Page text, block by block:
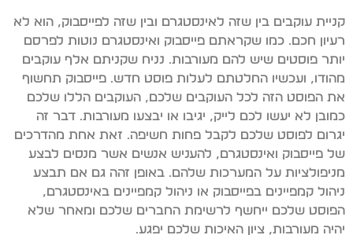
קניית עוקבים בין שזה לאינסטגרם ובין שזה לפייסבוק, הוא לא
רעיון חכם. כמו שקראתם פייסבוק ואינסטגרם נוטות לפרסם
יותר פוסטים שיש להם מעורבות. נניח שקניתם אלף עוקבים
מהודו, ועכשיו החלטתם לעלות פוסט חדש. פייסבוק תחשוף
את הפוסט הזה לכל העוקבים שלכם, העוקבים הללו שלכם
כמובן לא יעשו לכם לייק, יגיבו או יבצעו מעורבות. דבר זה
יגרום לפוסט שלכם לקבל פחות חשיפה. זאת אחת מהדרכים
של פייסבוק ואינסטגרם, להעניש אנשים אשר מנסים לבצע
מניפולציות על המערכות שלהם. באופן זהה גם אם תבצע
ניהול קמפיינים בפייסבוק או ניהול קמפיינים באינסטגרם,
הפוסט שלכם ייחשף לרשימת החברים שלכם ומאחר שלא
יהיה מעורבות, ציון האיכות שלכם יפגע.